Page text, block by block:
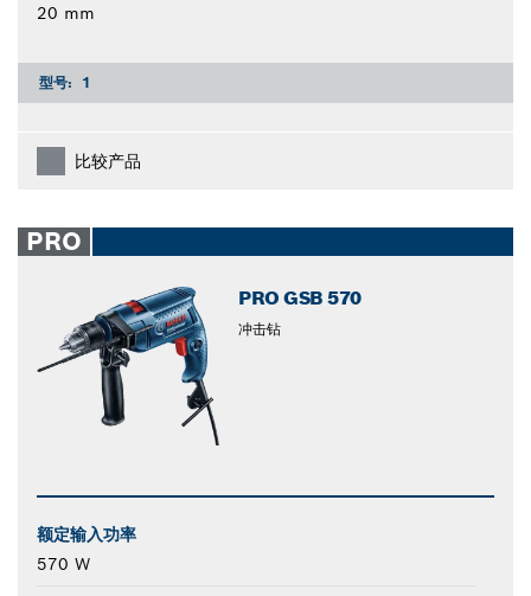
20 mm
型号: 1
比较产品
PRO
PRO GSB 570
冲击钻
额定输入功率
570 W